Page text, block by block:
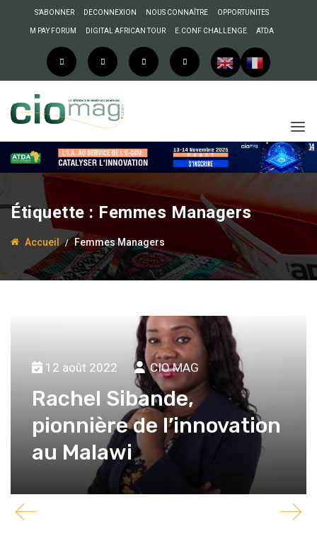
S’ABONNER DECONNEXION NOUS CONNAÎTRE OPPORTUNITES
M PAY FORUM DIGITAL AFRICAN TOUR E.CONF CHALLENGE ATDA
Étiquette : Femmes Managers
Accueil Femmes Managers
12 août 2022 CIO MAG
Rachel Sibande,
pionnière de l’innovation
au Malawi